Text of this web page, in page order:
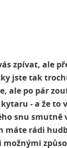
zpívat, ale
jste tak
ale po pár
kytaru - a že to
snu smutně
máte rádi
možnými